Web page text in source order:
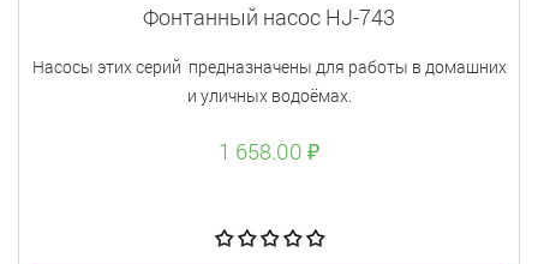
Фонтанный насос HJ-743
Насосы этих серий предназначены для работы в домашних
и уличных водоёмах.
1 658.00 ₽